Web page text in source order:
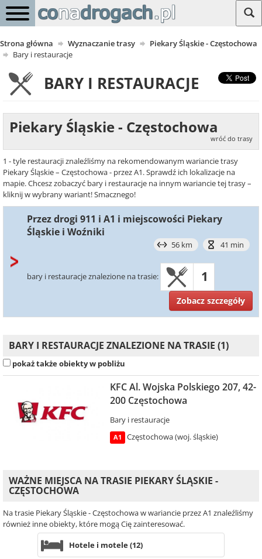
Strona główna Wyznaczanie trasy
Piekary Śląskie - Częstochowa
Bary i restauracje
BARY I RESTAURACJE
Piekary Śląskie - Częstochowa
wróć do trasy
1 - tyle restauracji znaleźliśmy na rekomendowanym wariancie trasy
Piekary Śląskie – Częstochowa - przez A1. Sprawdź ich lokalizacje na
mapie. Chcesz zobaczyć bary i restauracje na innym wariancie tej trasy –
kliknij w wybrany wariant! Smacznego!
Przez drogi 911 i A1 i miejscowości Piekary
Śląskie i Woźniki
56 km 41 min
bary i restauracje znalezione na trasie: 1
Zobacz szczegóły
BARY I RESTAURACJE ZNALEZIONE NA TRASIE (1)
pokaż także obiekty w pobliżu
KFC Al. Wojska Polskiego 207, 42-
200 Częstochowa
Bary i restauracje
A1 Częstochowa (woj. śląskie)
WAŻNE MIEJSCA NA TRASIE PIEKARY ŚLĄSKIE -
CZĘSTOCHOWA
Na trasie Piekary Śląskie - Częstochowa w wariancie przez A1 znaleźliśmy
również inne obiekty, które mogą Cię zainteresować.
Hotele i motele (12)